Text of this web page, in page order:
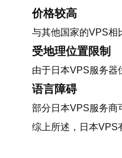
价格较高
与其他国家的VPS相
受地理位置限制
由于日本VPS服务器
语言障碍
部分日本VPS服务商
综上所述，日本VPS